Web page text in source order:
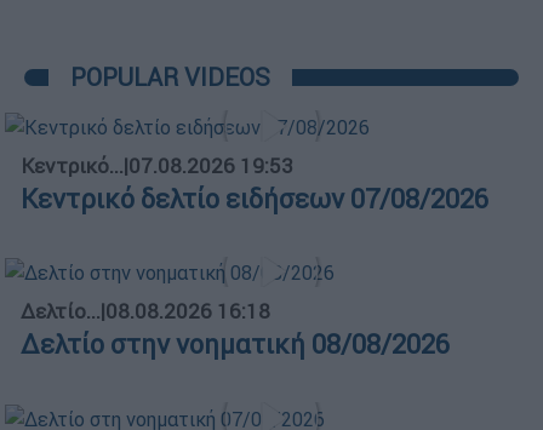
POPULAR VIDEOS
Κεντρικό...|07.08.2026 19:53
Κεντρικό δελτίο ειδήσεων 07/08/2026
Δελτίο...|08.08.2026 16:18
Δελτίο στην νοηματική 08/08/2026